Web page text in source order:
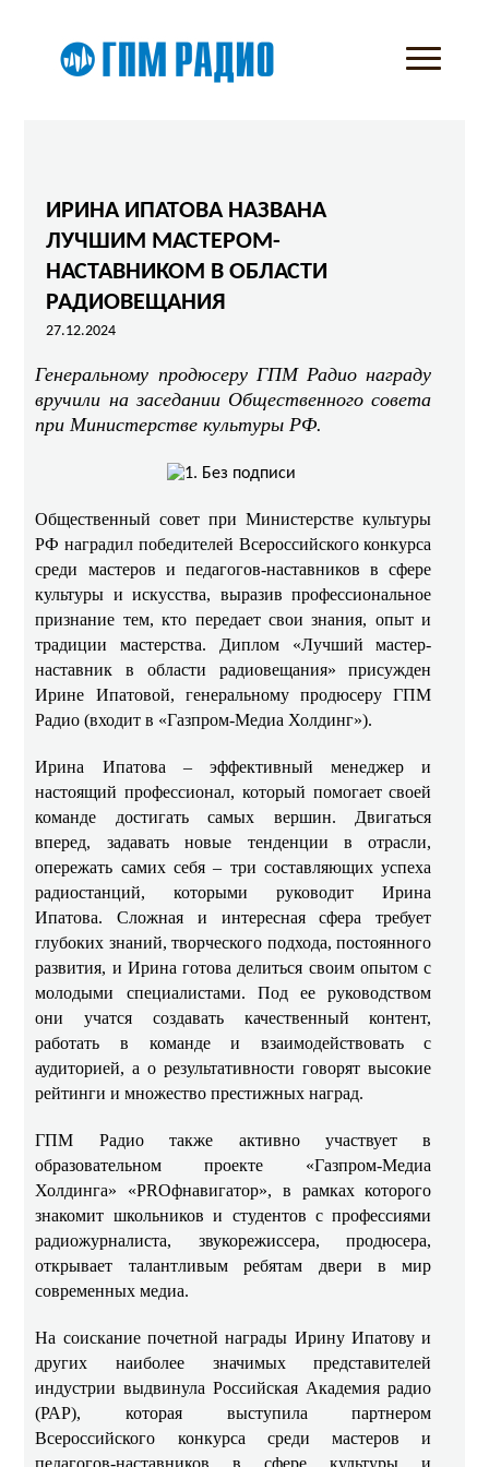
ИРИНА ИПАТОВА НАЗВАНА
ЛУЧШИМ МАСТЕРОМ-
НАСТАВНИКОМ В ОБЛАСТИ
РАДИОВЕЩАНИЯ
27.12.2024
Генеральному продюсеру ГПМ Радио награду
вручили на заседании Общественного совета
при Министерстве культуры РФ.
Общественный совет при Министерстве культуры
РФ наградил победителей Всероссийского конкурса
среди мастеров и педагогов-наставников в сфере
культуры и искусства, выразив профессиональное
признание тем, кто передает свои знания, опыт и
традиции мастерства. Диплом «Лучший мастер-
наставник в области радиовещания» присужден
Ирине Ипатовой, генеральному продюсеру ГПМ
Радио (входит в «Газпром-Медиа Холдинг»).
Ирина Ипатова – эффективный менеджер и
настоящий профессионал, который помогает своей
команде достигать самых вершин. Двигаться
вперед, задавать новые тенденции в отрасли,
опережать самих себя – три составляющих успеха
радиостанций, которыми руководит Ирина
Ипатова. Сложная и интересная сфера требует
глубоких знаний, творческого подхода, постоянного
развития, и Ирина готова делиться своим опытом с
молодыми специалистами. Под ее руководством
они учатся создавать качественный контент,
работать в команде и взаимодействовать с
аудиторией, а о результативности говорят высокие
рейтинги и множество престижных наград.
ГПМ Радио также активно участвует в
образовательном проекте «Газпром-Медиа
Холдинга» «PROфнавигатор», в рамках которого
знакомит школьников и студентов с профессиями
радиожурналиста, звукорежиссера, продюсера,
открывает талантливым ребятам двери в мир
современных медиа.
На соискание почетной награды Ирину Ипатову и
других наиболее значимых представителей
индустрии выдвинула Российская Академия радио
(РАР), которая выступила партнером
Всероссийского конкурса среди мастеров и
педагогов-наставников в сфере культуры и